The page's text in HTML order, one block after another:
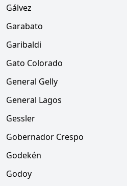
Gálvez
Garabato
Garibaldi
Gato Colorado
General Gelly
General Lagos
Gessler
Gobernador Crespo
Godekén
Godoy